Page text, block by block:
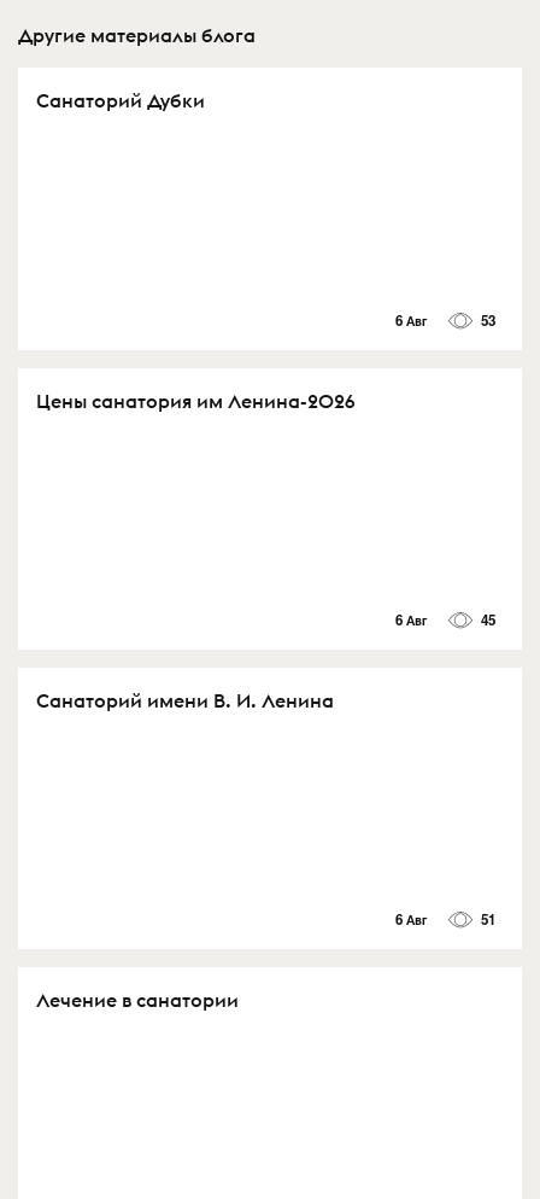
Другие материалы блога
Санаторий Дубки
6 Авг 53
Цены санатория им Ленина-2026
6 Авг 45
Санаторий имени В. И. Ленина
6 Авг 51
Лечение в санатории